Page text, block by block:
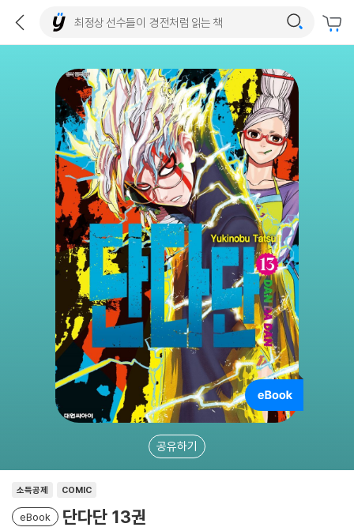
공유하기
소득공제 COMIC
eBook 단다단 13권